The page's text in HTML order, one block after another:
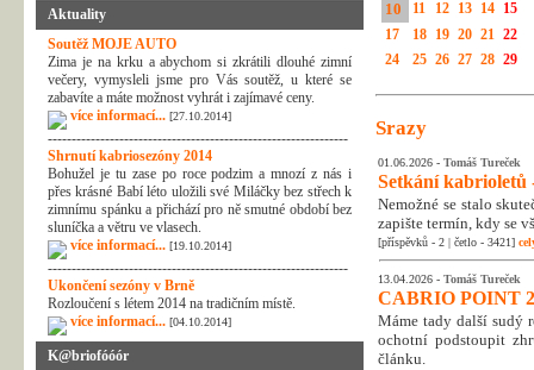
Aktuality
Soutěž MOJE AUTO
Zima je na krku a abychom si zkrátili dlouhé zimní
večery, vymysleli jsme pro Vás soutěž, u které se
zabavíte a máte možnost vyhrát i zajímavé ceny.
více informací... [27.10.2014]
---------------------------------------------------------------
Shrnutí kabriosezóny 2014
Bohužel je tu zase po roce podzim a mnozí z nás i
přes krásné Babí léto uložili své Miláčky bez střech k
zimnímu spánku a přichází pro ně smutné období bez
sluníčka a větru ve vlasech.
více informací... [19.10.2014]
---------------------------------------------------------------
Ukončení sezóny v Brně
Rozloučení s létem 2014 na tradičním místě.
více informací... [04.10.2014]
K@briofóóór
10 11 12 13 14 15
17
18 19 20 21 22
24
25 26 27 28 29
Srazy
01.06.2026 - Tomáš Tureček
Setkání kabrioletů
Nemožné se stalo
zapište termín, kdy se
[příspěvků - 2 | četlo - 3421]
13.04.2026 - Tomáš Tureček
CABRIO POINT
Máme tady další sudý
ochotní podstoupit
článku.